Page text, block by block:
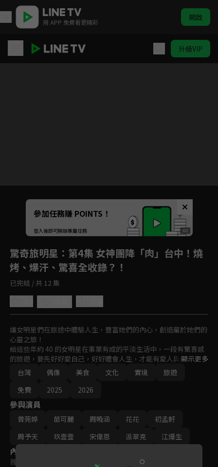
用 APP 免費看更精彩 開啟
升級VIP
Unmute
如有不便請見諒
參加任務賺 POINTS！
登入後即可解鎖專屬任務
驚奇旅明星 ：第4集 女神團降「肉」台中！燒
烤、爆汗、驚喜全收錄？！
已完結 / 共 12 集
讓女明星們在旅途中體驗人生，豐富她們的內心，創造屬於她們的
心靈之旅！
給這些年約 40 的女明星在事業有成的平淡生活中，一段有驚喜感
的旅遊，要先好好愛自己，好好體會人生，才能有愛人與被愛的勇
氣。
這段旅途中有什麼樣的驚喜等著她們？與帥哥不期而遇的情況下，
是否會有浪漫火花？驚奇「旅」明星即將出發！
顯示更多
台灣
偶像 美食 文化 實境
旅遊
免費
2025 2026
參與演員
曾莞婷 苗可麗 周曉涵 花花
初孟軒
周予天
玖壹壹 宋偉恩 派翠克 江𤒹生
內容標籤
普遍級